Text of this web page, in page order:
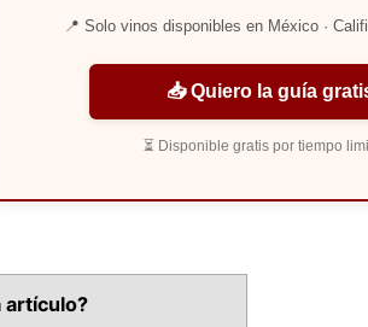
📍 Solo vinos disponibles en México ·
📥 Quiero la guía
⏳ Disponible gratis por tiempo
artículo?